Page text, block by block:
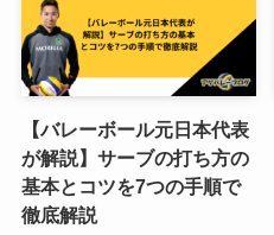
【バレーボール元日本代表
が解説】サーブの打ち方の
基本とコツを7つの手順で
徹底解説